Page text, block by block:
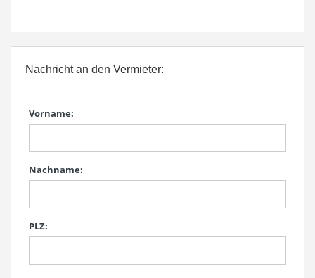
Nachricht an den Vermieter:
Vorname:
Nachname:
PLZ: